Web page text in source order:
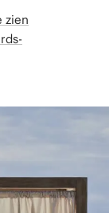
zien